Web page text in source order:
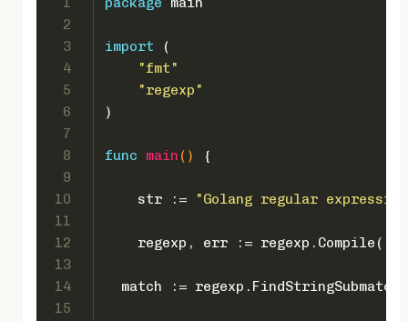
2
3
4
5
6
7
8
9
10
11
12
13
14
15
import (
"fmt"
"regexp"
)
func main () {
    str :=
"Golang regular
    regexp, err := regexp.Compile(
match :=